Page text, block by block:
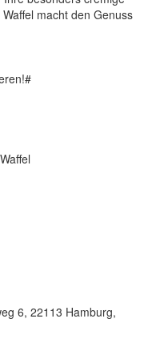
macht den Genuss
6, 22113 Hamburg,